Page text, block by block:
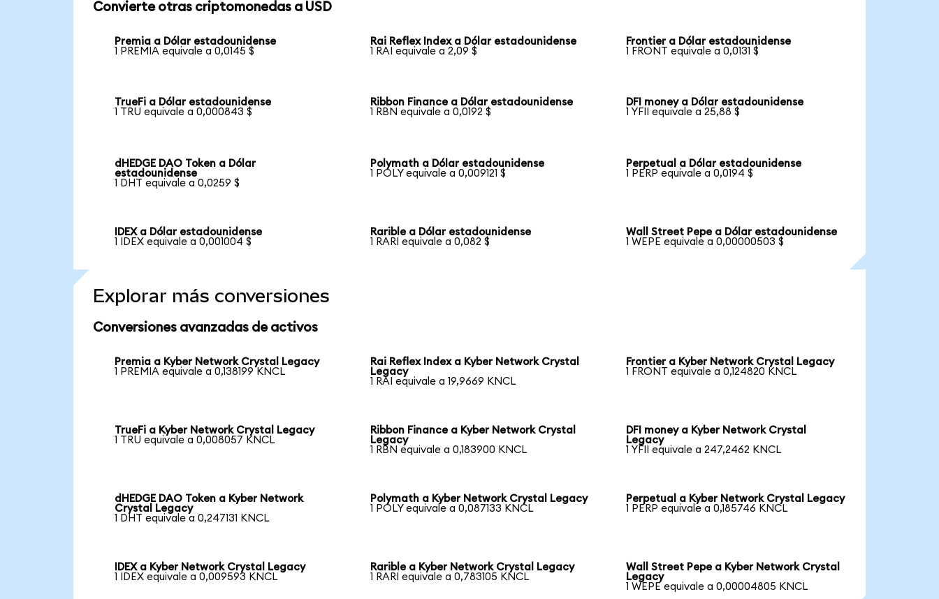
Convierte otras criptomonedas a USD
Premia a Dólar estadounidense
1 PREMIA equivale a 0,0145 $
Rai Reflex Index a Dólar estadounidense
1 RAI equivale a 2,09 $
Frontier a Dólar estadounidense
1 FRONT equivale a 0,0131 $
TrueFi a Dólar estadounidense
1 TRU equivale a 0,000843 $
Ribbon Finance a Dólar estadounidense
1 RBN equivale a 0,0192 $
DFI money a Dólar estadounidense
1 YFII equivale a 25,88 $
dHEDGE DAO Token a Dólar
estadounidense
1 DHT equivale a 0,0259 $
Polymath a Dólar estadounidense
1 POLY equivale a 0,009121 $
Perpetual a Dólar estadounidense
1 PERP equivale a 0,0194 $
IDEX a Dólar estadounidense
1 IDEX equivale a 0,001004 $
Rarible a Dólar estadounidense
1 RARI equivale a 0,082 $
Wall Street Pepe a Dólar estadounidense
1 WEPE equivale a 0,00000503 $
Explorar más conversiones
Conversiones avanzadas de activos
Premia a Kyber Network Crystal Legacy
1 PREMIA equivale a 0,138199 KNCL
Rai Reflex Index a Kyber Network Crystal
Legacy
1 RAI equivale a 19,9669 KNCL
Frontier a Kyber Network Crystal Legacy
1 FRONT equivale a 0,124820 KNCL
TrueFi a Kyber Network Crystal Legacy
1 TRU equivale a 0,008057 KNCL
Ribbon Finance a Kyber Network Crystal
Legacy
1 RBN equivale a 0,183900 KNCL
DFI money a Kyber Network Crystal
Legacy
1 YFII equivale a 247,2462 KNCL
dHEDGE DAO Token a Kyber Network
Crystal Legacy
1 DHT equivale a 0,247131 KNCL
Polymath a Kyber Network Crystal Legacy
1 POLY equivale a 0,087133 KNCL
Perpetual a Kyber Network Crystal Legacy
1 PERP equivale a 0,185746 KNCL
IDEX a Kyber Network Crystal Legacy
1 IDEX equivale a 0,009593 KNCL
Rarible a Kyber Network Crystal Legacy
1 RARI equivale a 0,783105 KNCL
Wall Street Pepe a Kyber Network Crystal
Legacy
1 WEPE equivale a 0,00004805 KNCL